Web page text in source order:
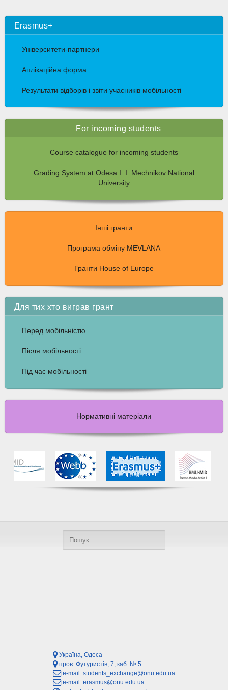
Erasmus+
Університети-партнери
Аплікаційна форма
Результати відборів і звіти учасників мобільності
For incoming students
Course catalogue for incoming students
Grading System at Odesa I. I. Mechnikov National
University
Інші гранти
Програма обміну MEVLANA
Гранти House of Europe
Для тих хто виграв грант
Перед мобільністю
Після мобільності
Під час мобільності
Нормативні матеріали
Україна, Одеса
пров. Футуристів, 7, каб. № 5
e-mail: students_exchange@onu.edu.ua
e-mail: erasmus@onu.edu.ua